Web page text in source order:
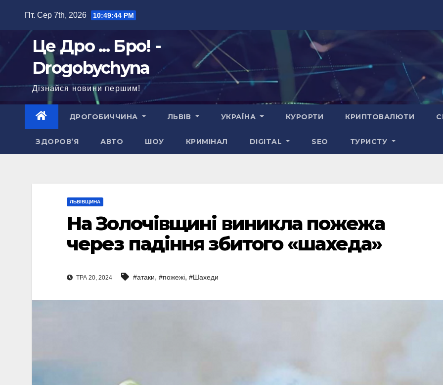
Пт. Сер 7th, 2026 10:49:45 PM
Це Дро ... Бро! -
Drogobychyna
Дізнайся новини першим!
ДРОГОБИЧЧИНА ЛЬВІВ УКРАЇНА КУРОРТИ КРИПТОВАЛЮТИ
ЗДОРОВ’Я АВТО ШОУ КРИМІНАЛ DIGITAL SEO ТУРИСТУ
ЛЬВІВЩИНА
На Золочівщині виникла пожежа
через падіння збитого «шахеда»
ТРА 20, 2024 #атаки, #пожежі, #Шахеди